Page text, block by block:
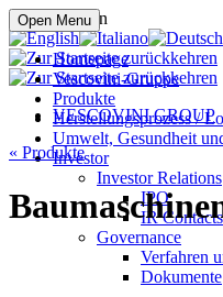
Open Menu
Homepage
Vescovini-Gruppe
Produkte
Herstellungsprozess /
Umwelt, Gesundheit
Investor
Investor Relations
IPO
IR Contacts
Governance
Verfahren
Dokumente
Online kaufen
VESCOVINI GROUP
« Produkte